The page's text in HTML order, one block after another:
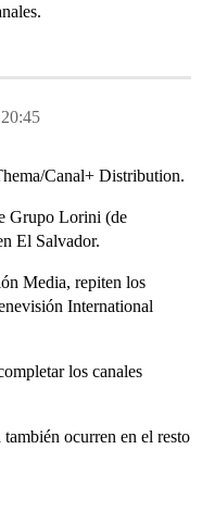
Canal+ Distribution.
Grupo Lorini (de
El Salvador.
Media, repiten los
International
los canales
ocurren en el resto